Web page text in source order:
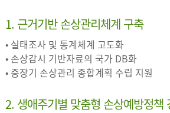
1. 근거기반 손상관리체계 구축
• 실태조사 및 통계체계 고도화
• 손상감시 기반자료의 국가 DB화
• 중장기 손상관리 종합계획 수립 지원
2. 생애주기별 맞춤형 손상예방정책